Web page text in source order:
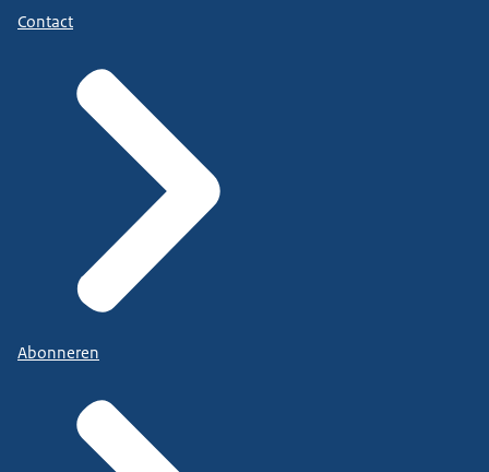
Contact
Abonneren